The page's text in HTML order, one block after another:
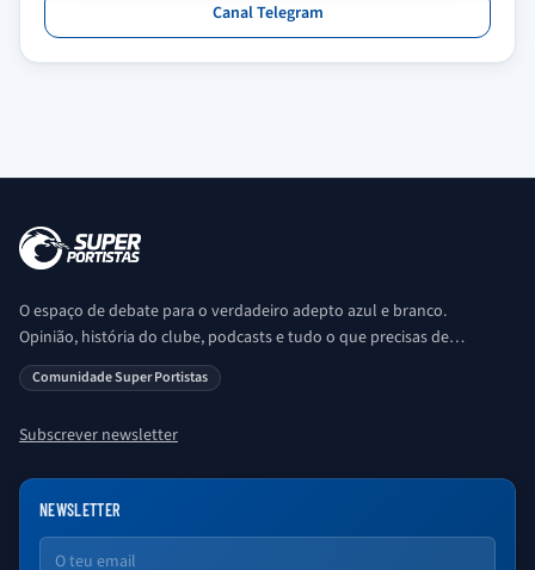
Canal Telegram
O espaço de debate para o verdadeiro adepto azul e branco.
Opinião, história do clube, podcasts e tudo o que precisas de
saber sobre o universo Porto. Ser Porto é aqui!
Comunidade Super Portistas
Subscrever newsletter
NEWSLETTER
Email